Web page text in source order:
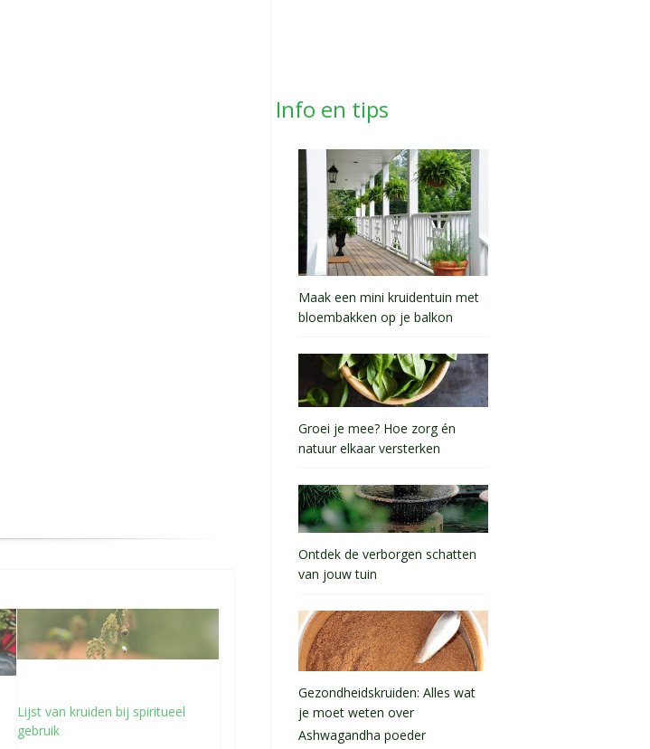
Lijst van kruiden bij spiritueel
gebruik
Info en tips
Maak een mini kruidentuin met
bloembakken op je balkon
Groei je mee? Hoe zorg én
natuur elkaar versterken
Ontdek de verborgen schatten
van jouw tuin
Gezondheidskruiden: Alles wat
je moet weten over
Ashwagandha poeder